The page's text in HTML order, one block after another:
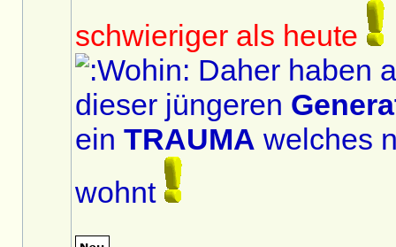
schwieriger als heute
Daher haben
dieser jüngeren
ein TRAUMA welches
wohnt